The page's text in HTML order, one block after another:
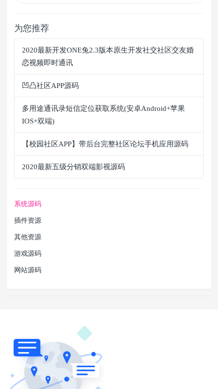
为您推荐
2020最新开发ONE兔2.3版本原生开发社交社区交友婚
恋视频即时通讯
凹凸社区APP源码
多用途通讯录短信定位获取系统(安卓Android+苹果
IOS+双端)
【校园社区APP】带后台完整社区论坛手机应用源码
2020最新五级分销双端影视源码
系统源码
插件资源
其他资源
游戏源码
网站源码